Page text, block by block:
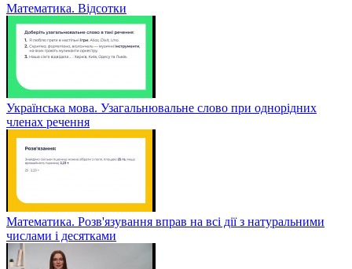
Математика. Відсотки
Українська мова. Узагальнювальне слово при однорідних
членах речення
Математика. Розв'язування вправ на всі дії з натуральними
числами і десятками